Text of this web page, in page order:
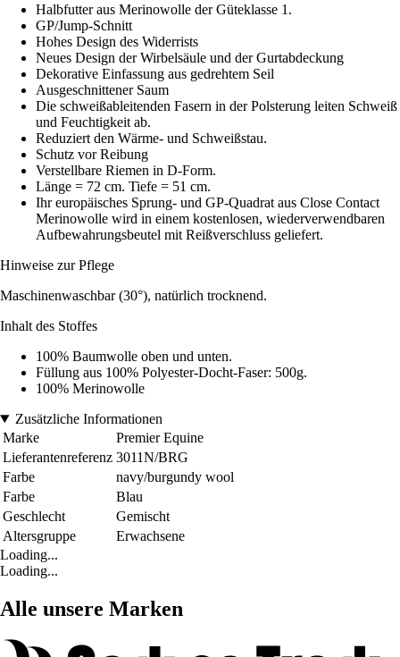
Halbfutter aus Merinowolle der Güteklasse 1.
GP/Jump-Schnitt
Hohes Design des Widerrists
Neues Design der Wirbelsäule und der Gurtabdeckung
Dekorative Einfassung aus gedrehtem Seil
Ausgeschnittener Saum
Die schweißableitenden Fasern in der Polsterung leiten Schweiß
und Feuchtigkeit ab.
Reduziert den Wärme- und Schweißstau.
Schutz vor Reibung
Verstellbare Riemen in D-Form.
Länge = 72 cm. Tiefe = 51 cm.
Ihr europäisches Sprung- und GP-Quadrat aus Close Contact
Merinowolle wird in einem kostenlosen, wiederverwendbaren
Aufbewahrungsbeutel mit Reißverschluss geliefert.
Hinweise zur Pflege
Maschinenwaschbar (30°), natürlich trocknend.
Inhalt des Stoffes
100% Baumwolle oben und unten.
Füllung aus 100% Polyester-Docht-Faser: 500g.
100% Merinowolle
Zusätzliche Informationen
Marke
Premier Equine
Lieferantenreferenz 3011N/BRG
Farbe
navy/burgundy wool
Farbe
Blau
Geschlecht
Gemischt
Altersgruppe
Erwachsene
Loading...
Loading...
Alle unsere Marken